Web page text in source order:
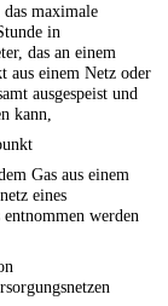
maximale
in
das an einem
aus einem Netz oder
ausgespeist und
kann,
Gas aus einem
eines
werden